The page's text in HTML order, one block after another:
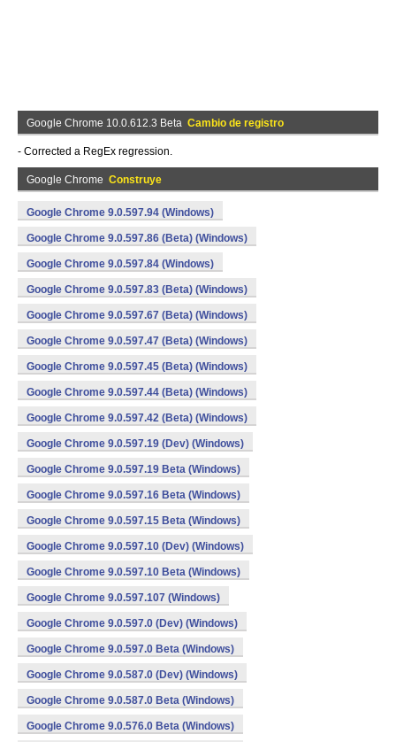
Google Chrome 10.0.612.3 Beta Cambio de registro
- Corrected a RegEx regression.
Google Chrome Construye
Google Chrome 9.0.597.94 (Windows)
Google Chrome 9.0.597.86 (Beta) (Windows)
Google Chrome 9.0.597.84 (Windows)
Google Chrome 9.0.597.83 (Beta) (Windows)
Google Chrome 9.0.597.67 (Beta) (Windows)
Google Chrome 9.0.597.47 (Beta) (Windows)
Google Chrome 9.0.597.45 (Beta) (Windows)
Google Chrome 9.0.597.44 (Beta) (Windows)
Google Chrome 9.0.597.42 (Beta) (Windows)
Google Chrome 9.0.597.19 (Dev) (Windows)
Google Chrome 9.0.597.19 Beta (Windows)
Google Chrome 9.0.597.16 Beta (Windows)
Google Chrome 9.0.597.15 Beta (Windows)
Google Chrome 9.0.597.10 (Dev) (Windows)
Google Chrome 9.0.597.10 Beta (Windows)
Google Chrome 9.0.597.107 (Windows)
Google Chrome 9.0.597.0 (Dev) (Windows)
Google Chrome 9.0.597.0 Beta (Windows)
Google Chrome 9.0.587.0 (Dev) (Windows)
Google Chrome 9.0.587.0 Beta (Windows)
Google Chrome 9.0.576.0 Beta (Windows)